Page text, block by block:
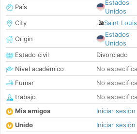
País
Estados
Unidos
City
Saint Louis
Origin
Estados
Unidos
Estado civil
Divorciado
Nivel académico
No
Fumar
No
trabajo
No
Mis amigos
Iniciar sesión
Unido
Iniciar sesión